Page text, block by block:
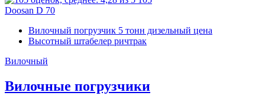
Doosan D 70
Вилочный погрузчик 5 тонн дизельный цена
Высотный штабелер ричтрак
Вилочный
Вилочные погрузчики